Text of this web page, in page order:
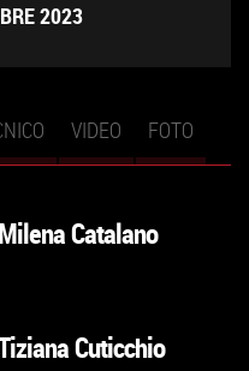
2023
VIDEO FOTO
VAI
Milena Catalano
VAI
Cuticchio